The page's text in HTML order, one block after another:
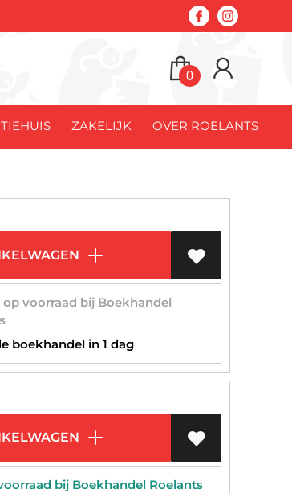
0
ZAKELIJK OVER ROELANTS
op voorraad bij Boekhandel
boekhandel in 1 dag
bij Boekhandel Roelants